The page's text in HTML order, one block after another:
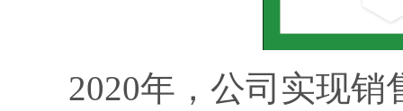
2020年，公司实现销